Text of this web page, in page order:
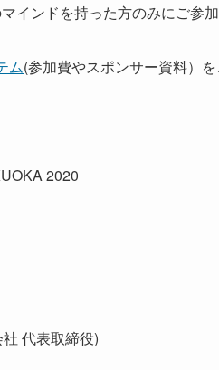
インドを持った方のみにご参
ム(参加費やスポンサー資料）を
2020
代表取締役)